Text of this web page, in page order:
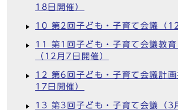
18日開催）
10 第2回子ども・子育て会議（
11 第1回子ども・子育て会議教育
（12月7日開催）
12 第6回子ども・子育て会議計画
17日開催）
13 第3回子ども・子育て会議（3